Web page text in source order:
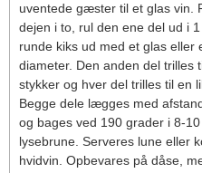
uventede gæster til et glas vin.
dejen i to, rul den ene del ud i
runde kiks ud med et glas eller
diameter. Den anden del trilles
stykker og hver del trilles til en
Begge dele lægges med
og bages ved 190 grader i 8-
lysebrune. Serveres lune eller
hvidvin. Opbevares på dåse,